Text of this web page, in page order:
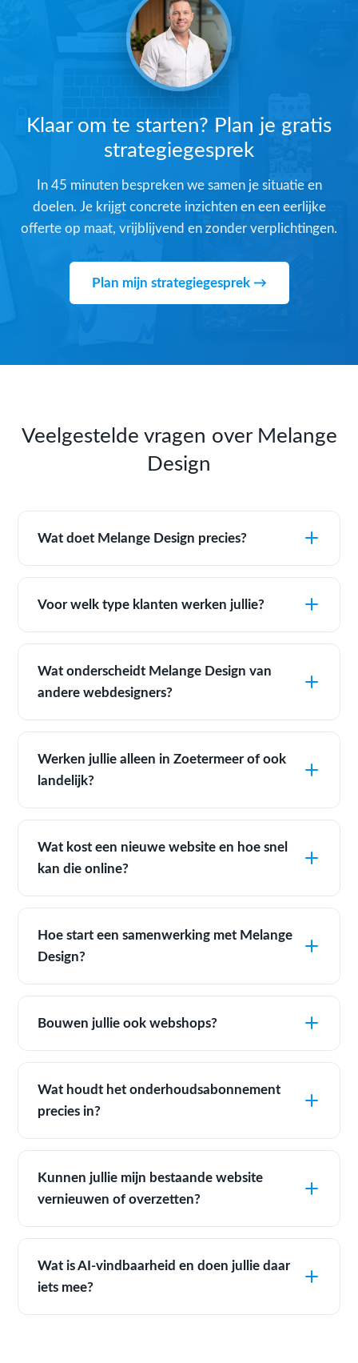
Klaar om te starten? Plan je gratis
strategiegesprek
In 45 minuten bespreken we samen je situatie en
doelen. Je krijgt concrete inzichten en een eerlijke
offerte op maat, vrijblijvend en zonder verplichtingen.
Plan mijn strategiegesprek →
Veelgestelde vragen over Melange
Design
Wat doet Melange Design precies?
Voor welk type klanten werken jullie?
Wat onderscheidt Melange Design van
andere webdesigners?
Werken jullie alleen in Zoetermeer of ook
landelijk?
Wat kost een nieuwe website en hoe snel
kan die online?
Hoe start een samenwerking met Melange
Design?
Bouwen jullie ook webshops?
Wat houdt het onderhoudsabonnement
precies in?
Kunnen jullie mijn bestaande website
vernieuwen of overzetten?
Wat is AI-vindbaarheid en doen jullie daar
iets mee?